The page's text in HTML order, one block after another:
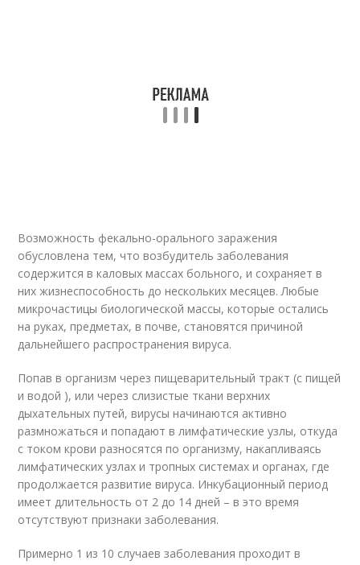
Возможность фекально-орального заражения
обусловлена тем, что возбудитель заболевания
содержится в каловых массах больного, и сохраняет в
них жизнеспособность до нескольких месяцев. Любые
микрочастицы биологической массы, которые остались
на руках, предметах, в почве, становятся причиной
дальнейшего распространения вируса.
Попав в организм через пищеварительный тракт (с пищей
и водой ), или через слизистые ткани верхних
дыхательных путей, вирусы начинаются активно
размножаться и попадают в лимфатические узлы, откуда
с током крови разносятся по организму, накапливаясь
лимфатических узлах и тропных системах и органах, где
продолжается развитие вируса. Инкубационный период
имеет длительность от 2 до 14 дней – в это время
отсутствуют признаки заболевания.
Примерно 1 из 10 случаев заболевания проходит в